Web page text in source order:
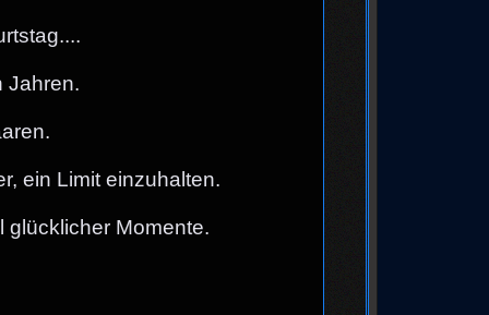
Jahren.
ein Limit einzuhalten.
Momente.